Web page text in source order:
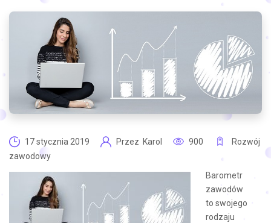
17 stycznia 2019 Przez Karol 900
Rozwój
zawodowy
Barometr
zawodów
to swojego
rodzaju